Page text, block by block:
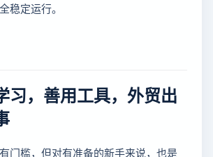
稳定运行。
习，善用工具，外贸出
门槛，但对有准备的新手来说，也是